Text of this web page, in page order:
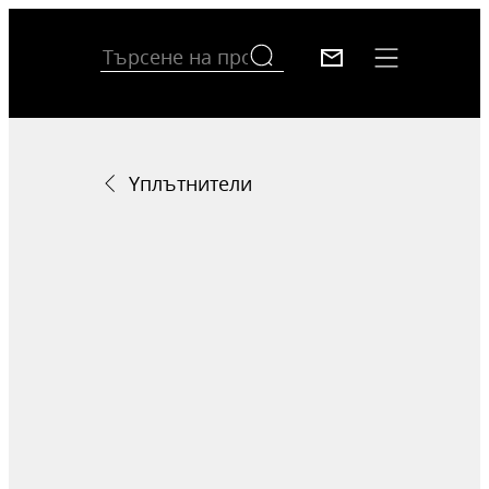
Yплътнители